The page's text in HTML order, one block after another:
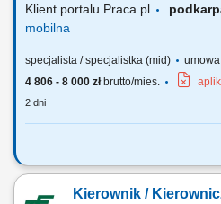
Klient portalu Praca.pl
mobilna
specjalista / specjalistka (mid)
4 806 - 8 000 złbrutto/mies.
2 dni
Analiza dokumentacji projektowej.
dostawców. Opracowywanie i
Kierownik /